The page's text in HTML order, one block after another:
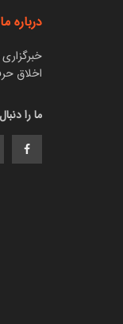
درباره ما
اخلاق
ما را